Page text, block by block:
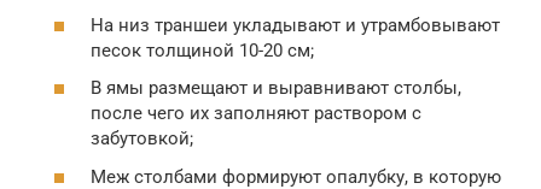
На низ траншеи укладывают и утрамбовывают
песок толщиной 10-20 см;
В ямы размещают и выравнивают столбы,
после чего их заполняют раствором с
забутовкой;
Меж столбами формируют опалубку, в которую